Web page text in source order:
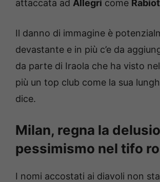
attaccata ad Allegri come Rabiot
Il danno di immagine è
devastante e in più c’e da
da parte di Iraola che ha visto
più un top club come la sua
dice.
Milan, regna la
pessimismo nel tifo
I nomi accostati ai diavoli non